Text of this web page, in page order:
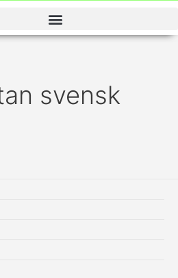
svensk